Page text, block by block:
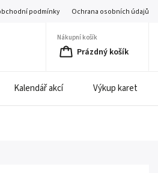
podmínky Ochrana osobních údajů
Nákupní košík
Prázdný košík
Kalendář akcí Výkup karet